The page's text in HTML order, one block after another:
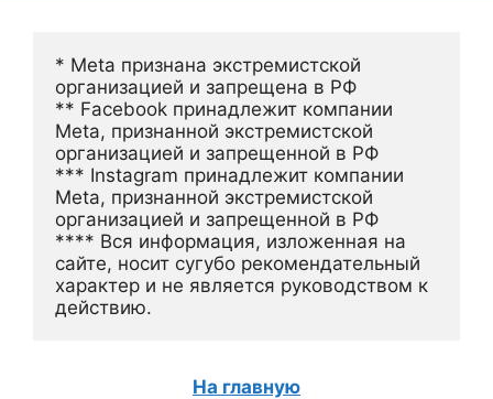
* Meta признана экстремистской
организацией и запрещена в РФ
** Facebook принадлежит компании
Meta, признанной экстремистской
организацией и запрещенной в РФ
*** Instagram принадлежит компании
Meta, признанной экстремистской
организацией и запрещенной в РФ
**** Вся информация, изложенная на
сайте, носит сугубо рекомендательный
характер и не является руководством к
действию.
На главную